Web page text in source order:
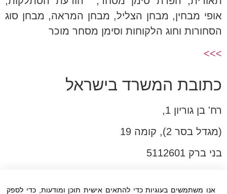
אופי מבחין, מבחן הצליל, מבחן המראה, מבחן סוג
הסחורות וחוג הלקוחות וסימן מסחר מוכר
>>>
כתובת המשרד בישראל
רח' בן גוריון 1,
(מגדל בסר 2), קומה 19
בני ברק 5112601
פקס:03-6005531
אנו משתמשים בעוגיות כדי להתאים אישית תוכן ומודעות, כדי לספק